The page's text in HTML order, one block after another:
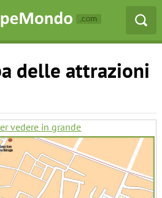
delle attrazioni
vedere in grande